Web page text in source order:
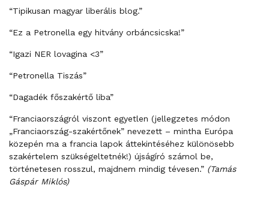
“Tipikusan magyar liberális blog.”
“Ez a Petronella egy hitvány orbáncsicska!”
“Igazi NER lovagina <3”
“Petronella Tiszás”
“Dagadék főszakértő liba”
“Franciaországról viszont egyetlen (jellegzetes módon
„Franciaország-szakértőnek” nevezett – mintha Európa
közepén ma a francia lapok áttekintéséhez különösebb
szakértelem szükségeltetnék!) újságíró számol be,
történetesen rosszul, majdnem mindig tévesen.” (Tamás
Gáspár Miklós)